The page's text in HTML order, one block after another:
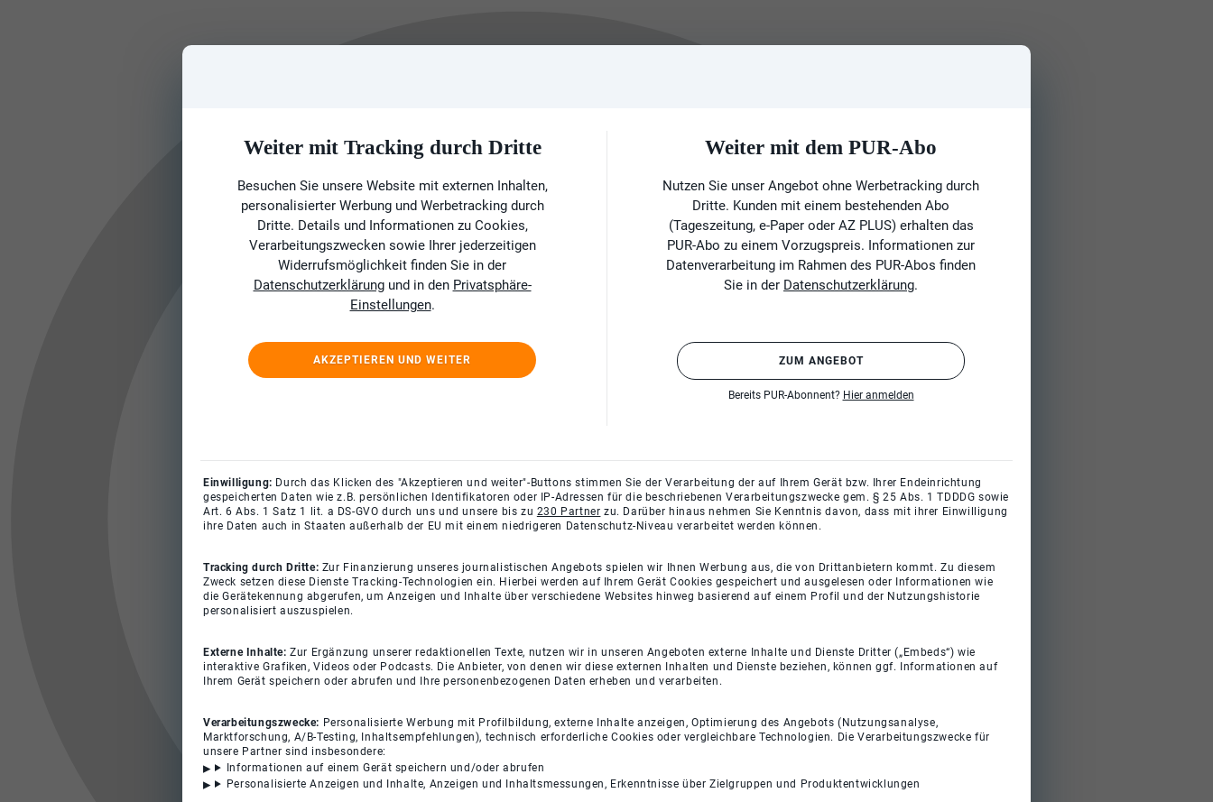
Weiter mit Tracking durch Dritte
Besuchen Sie unsere Website mit externen Inhalten,
personalisierter Werbung und Werbetracking durch
Dritte. Details und Informationen zu Cookies,
Verarbeitungszwecken sowie Ihrer jederzeitigen
Widerrufsmöglichkeit finden Sie in der
Datenschutzerklärungund in den Privatsphäre-
Einstellungen.
AKZEPTIEREN UND WEITER
Weiter mit dem PUR-Abo
Nutzen Sie unser Angebot ohne Werbetracking durch
Dritte. Kunden mit einem bestehenden Abo
(Tageszeitung, e-Paper oder AZ PLUS) erhalten das
PUR-Abo zu einem Vorzugspreis. Informationen zur
Datenverarbeitung im Rahmen des PUR-Abos finden
Sie in der Datenschutzerklärung.
ZUM ANGEBOT
Bereits PUR-Abonnent? Hier anmelden
Einwilligung: Durch das Klicken des "Akzeptieren und weiter"-Buttons stimmen Sie der Verarbeitung der auf Ihrem Gerät bzw. Ihrer Endeinrichtung
gespeicherten Daten wie z.B. persönlichen Identifikatoren oder IP-Adressen für die beschriebenen Verarbeitungszwecke gem. § 25 Abs. 1 TDDDG sowie
Art. 6 Abs. 1 Satz 1 lit. a DS-GVO durch uns und unsere bis zu 230 Partner zu. Darüber hinaus nehmen Sie Kenntnis davon, dass mit ihrer Einwilligung
ihre Daten auch in Staaten außerhalb der EU mit einem niedrigeren Datenschutz-Niveau verarbeitet werden können.
Tracking durch Dritte: Zur Finanzierung unseres journalistischen Angebots spielen wir Ihnen Werbung aus, die von Drittanbietern kommt. Zu diesem
Zweck setzen diese Dienste Tracking-Technologien ein. Hierbei werden auf Ihrem Gerät Cookies gespeichert und ausgelesen oder Informationen wie
die Gerätekennung abgerufen, um Anzeigen und Inhalte über verschiedene Websites hinweg basierend auf einem Profil und der Nutzungshistorie
personalisiert auszuspielen.
Externe Inhalte:Zur Ergänzung unserer redaktionellen Texte, nutzen wir in unseren Angeboten externe Inhalte und Dienste Dritter („Embeds“) wie
interaktive Grafiken, Videos oder Podcasts. Die Anbieter, von denen wir diese externen Inhalten und Dienste beziehen, können ggf. Informationen auf
Ihrem Gerät speichern oder abrufen und Ihre personenbezogenen Daten erheben und verarbeiten.
Verarbeitungszwecke: Personalisierte Werbung mit Profilbildung, externe Inhalte anzeigen, Optimierung des Angebots (Nutzungsanalyse,
Marktforschung, A/B-Testing, Inhaltsempfehlungen), technisch erforderliche Cookies oder vergleichbare Technologien. Die Verarbeitungszwecke für
unsere Partner sind insbesondere:
Informationen auf einem Gerät speichern und/oder abrufen
Personalisierte Anzeigen und Inhalte, Anzeigen und Inhaltsmessungen, Erkenntnisse über Zielgruppen und Produktentwicklungen